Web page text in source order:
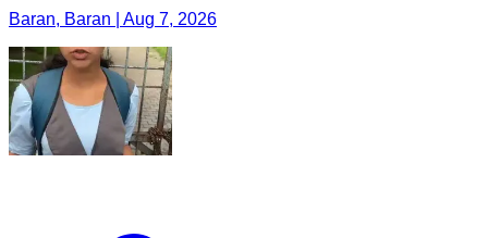
Baran, Baran | Aug 7, 2026